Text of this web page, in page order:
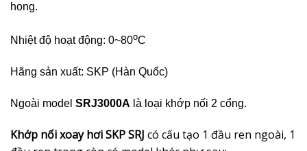
hong.
Nhiệt độ hoạt động: 0~80oC
Hãng sản xuất: SKP (Hàn Quốc)
Ngoài model SRJ3000A là loại khớp nối 2 cổng.
Khớp nối xoay hơi SKP SRJ có cấu tạo 1 đầu ren ngoài, 1